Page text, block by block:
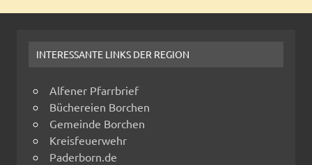
INTERESSANTE LINKS DER REGION
Alfener Pfarrbrief
Büchereien Borchen
Gemeinde Borchen
Kreisfeuerwehr
Paderborn.de